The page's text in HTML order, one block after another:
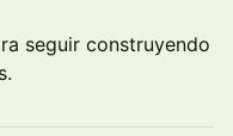
seguir construyendo